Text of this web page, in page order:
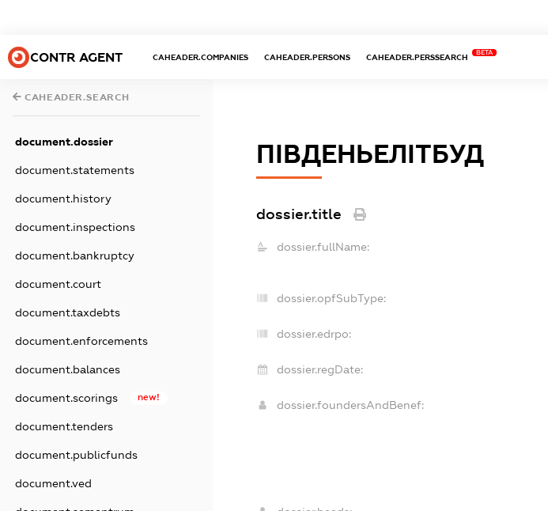
CONTR AGENT CAHEADER.COMPANIES CAHEADER.PERSONS CAHEADER.PERSSEARCH
BETA
CAHEADER.SEARCH
document.dossier
document.statements
document.history
document.inspections
document.bankruptcy
document.court
document.taxdebts
document.enforcements
document.balances
document.scorings new!
document.tenders
document.publicfunds
document.ved
ПІВДЕНЬЕЛІТБУД
dossier.title
dossier.fullName:
dossier.opfSubType:
dossier.edrpo:
dossier.regDate:
dossier.foundersAndBenef: